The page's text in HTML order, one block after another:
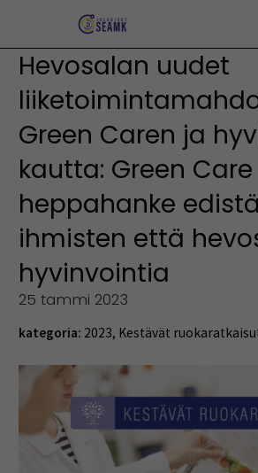
Hevosalan uudet
Green Caren ja
kautta: Green
heppahanke
ihmisten että
hyvinvointia
25 tammi 2023
kategoria: 2023, Kestävät